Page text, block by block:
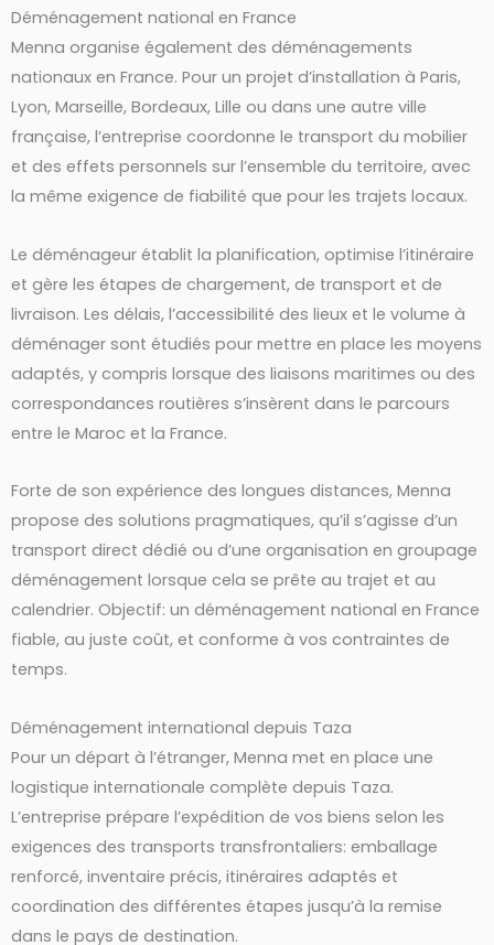
Déménagement national en France
Menna organise également des déménagements
nationaux en France. Pour un projet d’installation à Paris,
Lyon, Marseille, Bordeaux, Lille ou dans une autre ville
française, l’entreprise coordonne le transport du mobilier
et des effets personnels sur l’ensemble du territoire, avec
la même exigence de fiabilité que pour les trajets locaux.
Le déménageur établit la planification, optimise l’itinéraire
et gère les étapes de chargement, de transport et de
livraison. Les délais, l’accessibilité des lieux et le volume à
déménager sont étudiés pour mettre en place les moyens
adaptés, y compris lorsque des liaisons maritimes ou des
correspondances routières s’insèrent dans le parcours
entre le Maroc et la France.
Forte de son expérience des longues distances, Menna
propose des solutions pragmatiques, qu’il s’agisse d’un
transport direct dédié ou d’une organisation en groupage
déménagement lorsque cela se prête au trajet et au
calendrier. Objectif: un déménagement national en France
fiable, au juste coût, et conforme à vos contraintes de
temps.
Déménagement international depuis Taza
Pour un départ à l’étranger, Menna met en place une
logistique internationale complète depuis Taza.
L’entreprise prépare l’expédition de vos biens selon les
exigences des transports transfrontaliers: emballage
renforcé, inventaire précis, itinéraires adaptés et
coordination des différentes étapes jusqu’à la remise
dans le pays de destination.